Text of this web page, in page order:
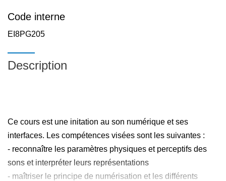
Code interne
EI8PG205
Description
Ce cours est une initation au son numérique et ses
interfaces. Les compétences visées sont les suivantes :
- reconnaître les paramètres physiques et perceptifs des
sons et interpréter leurs représentations
- maîtriser le principe de numérisation et les différents